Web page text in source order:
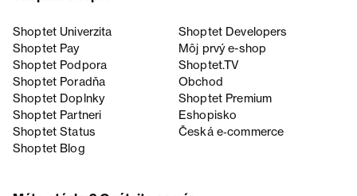
Shoptet Univerzita
Shoptet Developers
Shoptet Pay
Môj prvý e-shop
Shoptet Podpora
Shoptet.TV
Shoptet Poradňa
Obchod
Shoptet Doplnky
Shoptet Premium
Shoptet Partneri
Eshopisko
Shoptet Status
Česká e‑commerce
Shoptet Blog